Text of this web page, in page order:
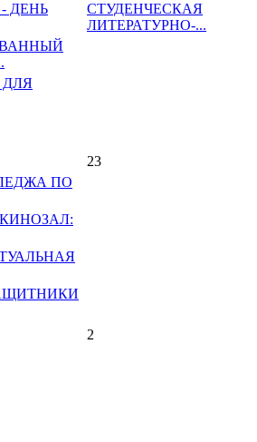
ДЕНЬ
ДЛЯ
СТУДЕНЧЕСКАЯ
ЛИТЕРАТУРНО-...
ПО
23
2